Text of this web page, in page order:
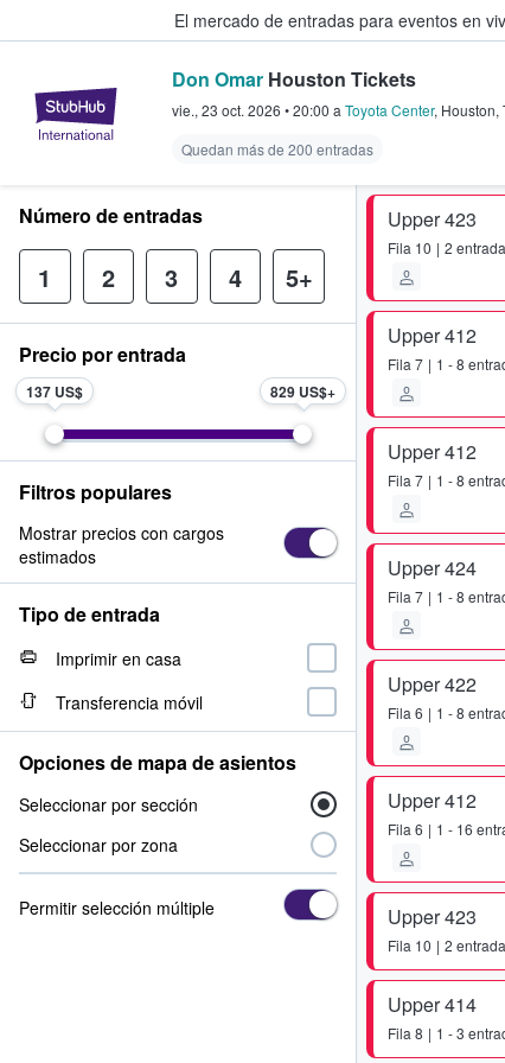
El mercado de entradas para eventos en
StubHub: compra y venta de
Don Omar Houston Tickets
vie., 23 oct. 2026 •20:00 a Toyota Center, Houston,
Quedan más de 200 entradas
Upper 423
Fila 10 2
Upper 412
Fila 7 1 - 8
Upper 412
Fila 7 1 - 8
Upper 424
Fila 7 1 - 8
Upper 422
Fila 6 1 - 8
Upper 412
Fila 6 1 - 16
Upper 423
Fila 10 2
Upper 414
Fila 8 1 - 3
Número de entradas
1 2 3 4 5+
Precio por entrada
137 US$ 829 US$
Filtros populares
Mostrar precios con cargos
estimados
Tipo de entrada
Imprimir en casa
Transferencia móvil
Opciones de mapa de asientos
Seleccionar por sección
Seleccionar por zona
Permitir selección múltiple